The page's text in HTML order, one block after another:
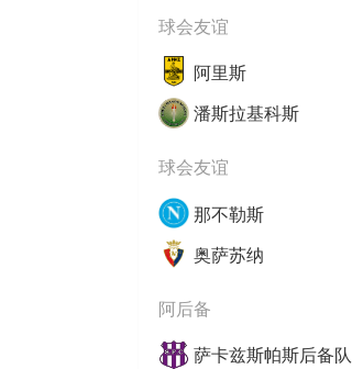
球会友谊
阿里斯
潘斯拉基科斯
球会友谊
那不勒斯
奥萨苏纳
阿后备
萨卡兹斯帕斯后备队